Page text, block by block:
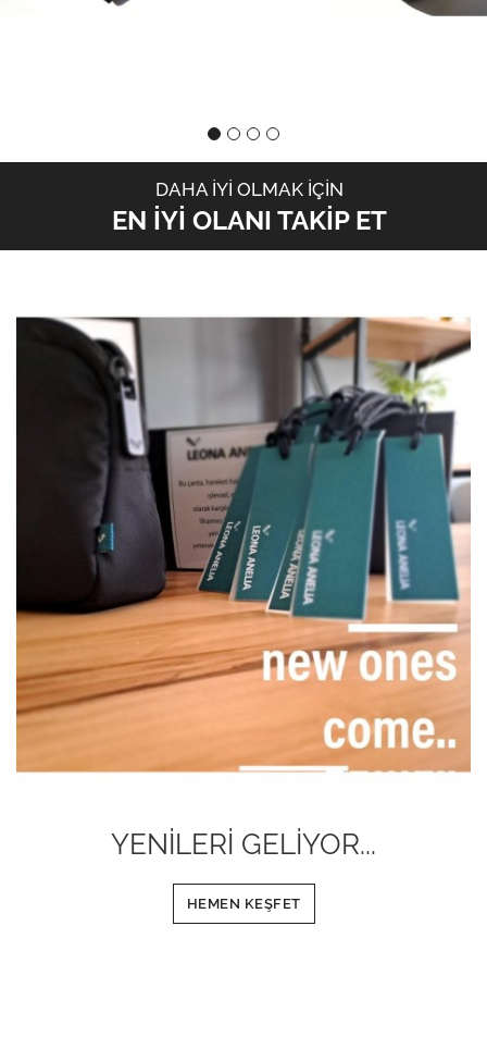
DAHA İYİ OLMAK İÇİN
EN İYİ OLANI TAKİP ET
YENİLERİ GELİYOR...
HEMEN KEŞFET